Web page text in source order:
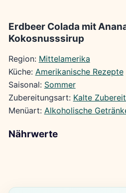
Erdbeer Colada mit
Kokosnusssirup
Region: Mittelamerika
Küche: Amerikanische Rezepte
Saisonal: Sommer
Zubereitungsart: Kalte
Menüart: Alkoholische
Nährwerte